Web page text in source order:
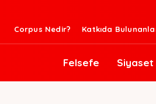
Corpus Nedir? Katkıda
Felsefe Siyaset